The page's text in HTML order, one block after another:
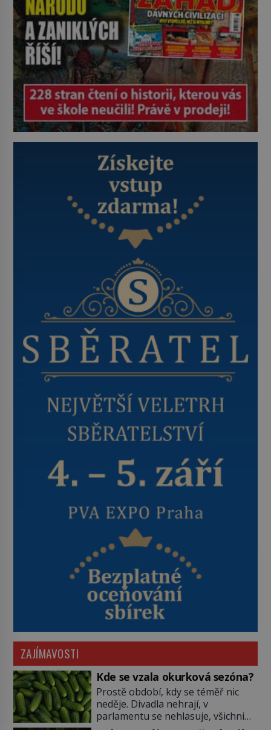
ZAJÍMAVOSTI
Kde se vzala okurková sezóna?
Prostě období, kdy se téměř nic
neděje. Divadla nehrají, v
parlamentu se nehlasuje, všichni